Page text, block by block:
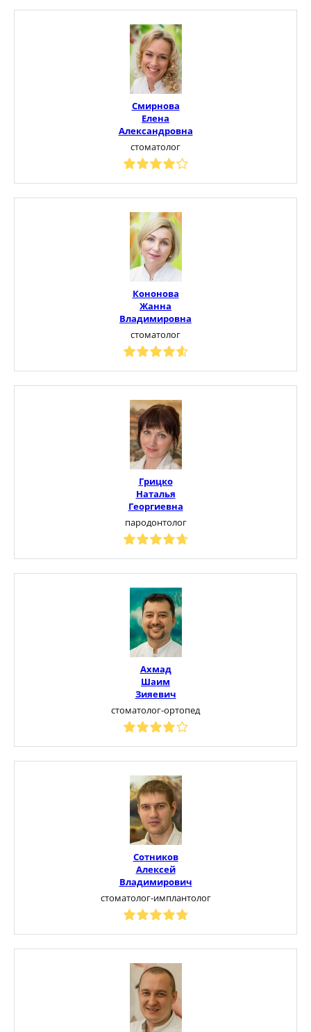
Смирнова
Елена
Александровна
стоматолог
Кононова
Жанна
Владимировна
стоматолог
Грицко
Наталья
Георгиевна
пародонтолог
Ахмад
Шаим
Зияевич
стоматолог-ортопед
Сотников
Алексей
Владимирович
стоматолог-имплантолог